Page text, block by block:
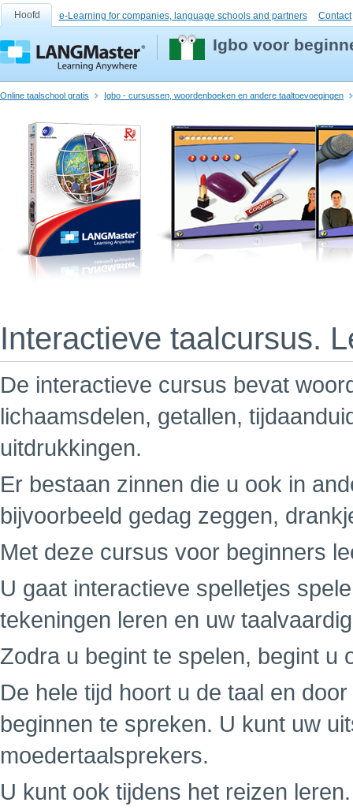
Hoofd e-Learning for companies, language schools and partners Contact
Igbo voor
Online taalschool gratis Igbo - cursussen, woordenboeken en andere taaltoevoegingen
Interactieve taalcursus.
De interactieve cursus bevat
lichaamsdelen, getallen,
uitdrukkingen.
Er bestaan zinnen die u ook in
bijvoorbeeld gedag zeggen,
Met deze cursus voor beginners
U gaat interactieve spelletjes
tekeningen leren en uw
Zodra u begint te spelen, begint u
De hele tijd hoort u de taal en
beginnen te spreken. U kunt uw
moedertaalsprekers.
U kunt ook tijdens het reizen